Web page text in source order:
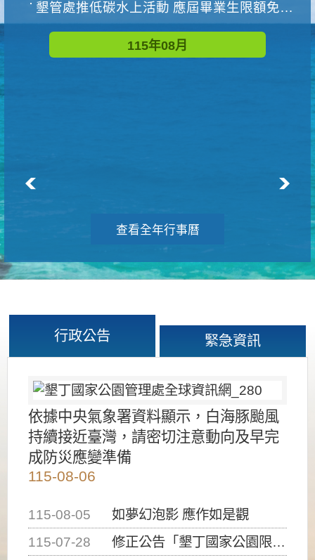
墾管處推低碳水上活動 應屆畢業生限額免費參加
115年08月
查看全年行事曆
行政公告 緊急資訊
依據中央氣象署資料顯示，白海豚颱風
持續接近臺灣，請密切注意動向及早完
成防災應變準備
115-08-06
115-08-05
如夢幻泡影 應作如是觀
115-07-28
修正公告「墾丁國家公園限制水域遊憩活動之種類、範圍、時間及行為」，自即日生效。